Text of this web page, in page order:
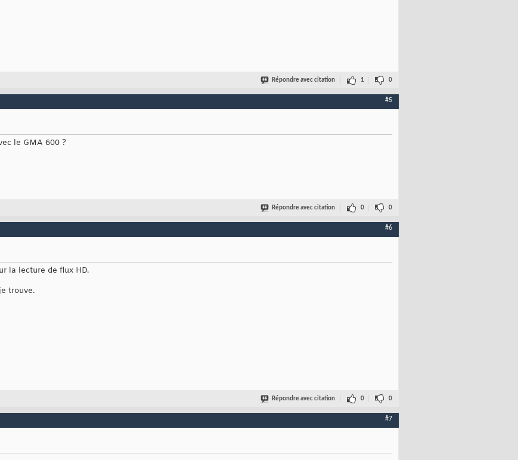
Répondre avec citation 1 0
#5
le GMA 600 ?
Répondre avec citation 0 0
#6
la lecture de flux HD.
trouve.
Répondre avec citation 0 0
#7